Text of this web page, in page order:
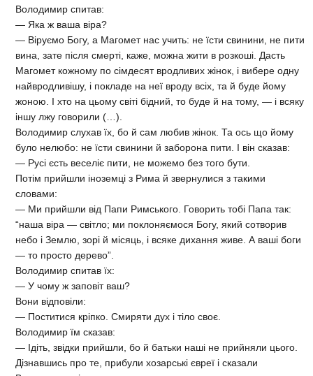
Володимир спитав:
— Яка ж ваша віра?
— Віруємо Богу, а Магомет нас учить: не їсти свинини, не пити
вина, зате після смерті, каже, можна жити в розкоші. Дасть
Магомет кожному по сімдесят вродливих жінок, і вибере одну
найвродливішу, і покладе на неї вроду всіх, та й буде йому
жоною. І хто на цьому світі бідний, то буде й на тому, — і всяку
іншу лжу говорили (…).
Володимир слухав їх, бо й сам любив жінок. Та ось що йому
було нелюбо: не їсти свинини й заборона пити. І він сказав:
— Русі єсть веселіє пити, не можемо без того бути.
Потім прийшли іноземці з Рима й звернулися з такими
словами:
— Ми прийшли від Папи Римського. Говорить тобі Папа так:
“наша віра — світло; ми поклоняємося Богу, який сотворив
небо і Землю, зорі й місяць, і всяке дихання живе. А ваші боги
— то просто дерево”.
Володимир спитав їх:
— У чому ж заповіт ваш?
Вони відповіли:
— Поститися кріпко. Смиряти дух і тіло своє.
Володимир їм сказав:
— Ідіть, звідки прийшли, бо й батьки наші не прийняли цього.
Дізнавшись про те, прибули хозарські євреї і сказали